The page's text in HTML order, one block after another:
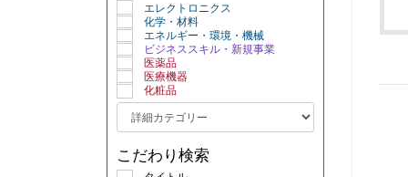
エレクトロニクス
化学・材料
エネルギー・環境・機械
ビジネススキル・新規事業
医薬品
医療機器
化粧品
こだわり検索